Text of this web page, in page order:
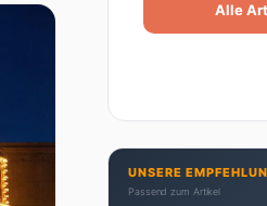
Alle
UNSERE
Passend zum Artikel